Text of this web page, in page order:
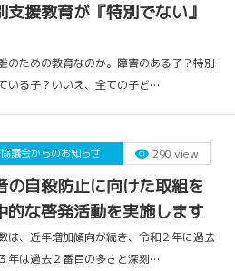
支援教育が『特別でない』
のための教育なのか。障害のある子？特別
いる子？いいえ、全ての子ど…
議会からのお知らせ 290 view
の自殺防止に向けた取組を
的な啓発活動を実施します
は、近年増加傾向が続き、令和２年に過去
年は過去２番目の多さと深刻…